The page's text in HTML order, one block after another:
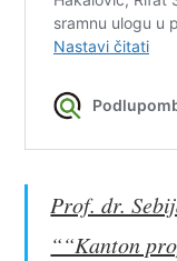
Prof. dr.
““Kanton